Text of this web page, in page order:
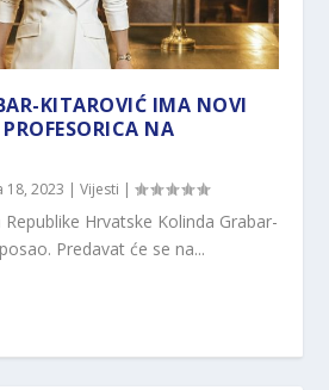
KITAROVIĆ IMA NOVI
NA
18, 2023 |Vijesti |
Hrvatske Kolinda Grabar-
Predavat će se na...